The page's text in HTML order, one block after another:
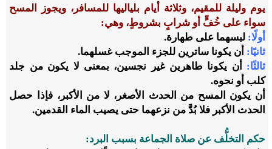
يوم وليلة للمقيم، وثلاثة أيام بلياليها للمسافر، ويجوز المسح
سواء على خُفٍّ أو شرابٍ بشروطٍ، وهي:
أولًا: لبسهما على طهارة.
ثانيًا: أن يكونا ساترين للجزء الموجب غسلهما.
ثالثًا: أن يكونا طاهرين غير نجسين، بمعنى لا يكون من جلد
كلب أو نحوه.
أن يكون المسح من الحدث الأصغر، لا من الأكبر، فإذا حصل
الحدث الأكبر فلا بُدَّ من نزعهما حتى يصيب الماء القدمين.
حكم التخلُّف عن صلاة الجماعة بسبب البرد: